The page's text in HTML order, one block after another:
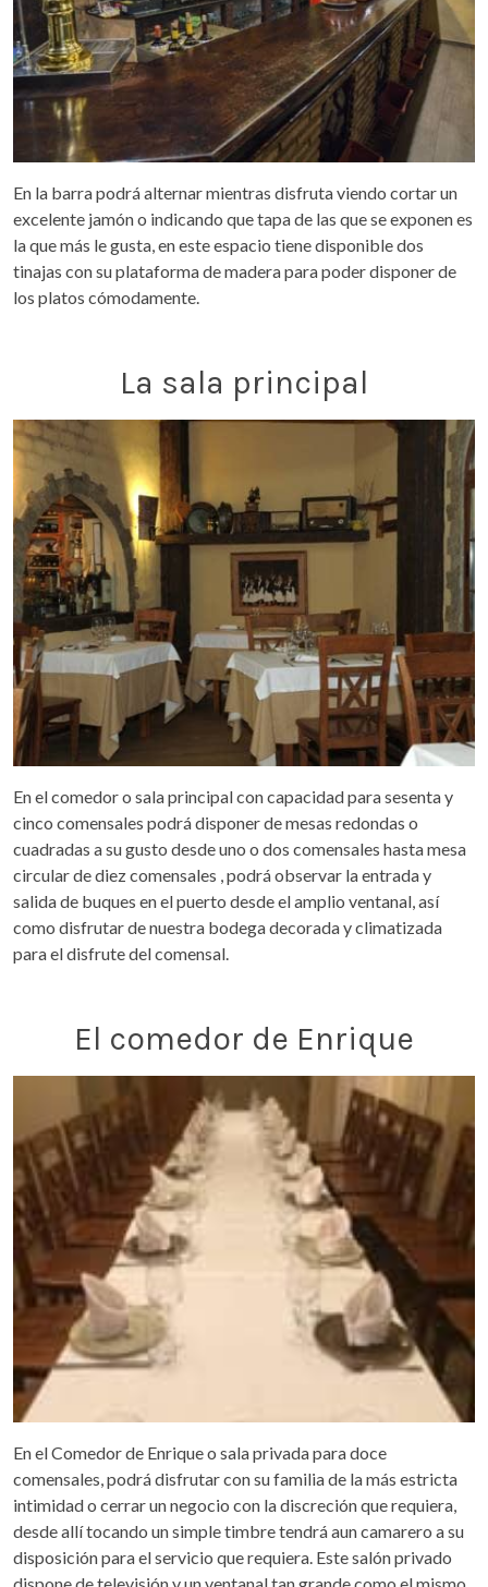
En la barra podrá alternar mientras disfruta viendo cortar un
excelente jamón o indicando que tapa de las que se exponen es
la que más le gusta, en este espacio tiene disponible dos
tinajas con su plataforma de madera para poder disponer de
los platos cómodamente.
La sala principal
En el comedor o sala principal con capacidad para sesenta y
cinco comensales podrá disponer de mesas redondas o
cuadradas a su gusto desde uno o dos comensales hasta mesa
circular de diez comensales , podrá observar la entrada y
salida de buques en el puerto desde el amplio ventanal, así
como disfrutar de nuestra bodega decorada y climatizada
para el disfrute del comensal.
El comedor de Enrique
En el Comedor de Enrique o sala privada para doce
comensales, podrá disfrutar con su familia de la más estricta
intimidad o cerrar un negocio con la discreción que requiera,
desde allí tocando un simple timbre tendrá aun camarero a su
disposición para el servicio que requiera. Este salón privado